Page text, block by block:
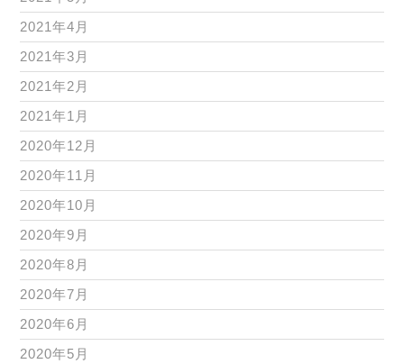
2021年4月
2021年3月
2021年2月
2021年1月
2020年12月
2020年11月
2020年10月
2020年9月
2020年8月
2020年7月
2020年6月
2020年5月